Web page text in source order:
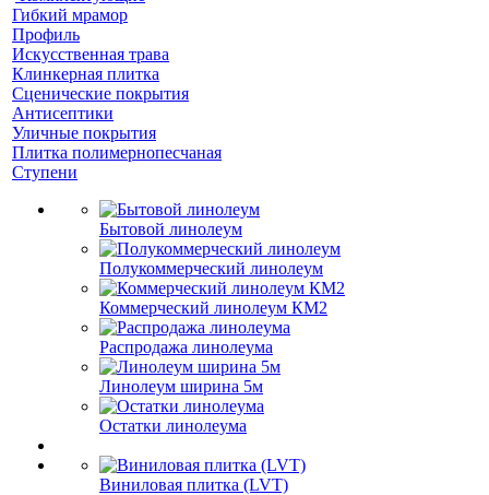
Гибкий мрамор
Профиль
Искусственная трава
Клинкерная плитка
Сценические покрытия
Антисептики
Уличные покрытия
Плитка полимернопесчаная
Ступени
Бытовой линолеум
Полукоммерческий линолеум
Коммерческий линолеум КМ2
Распродажа линолеума
Линолеум ширина 5м
Остатки линолеума
Виниловая плитка (LVT)